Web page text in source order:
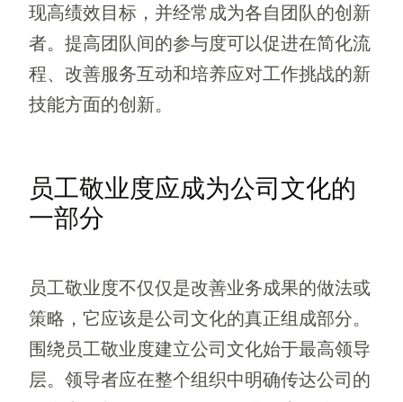
现高绩效目标，并经常成为各自团队的创新
者。提高团队间的参与度可以促进在简化流
程、改善服务互动和培养应对工作挑战的新
技能方面的创新。
员工敬业度应成为公司文化的
一部分
员工敬业度不仅仅是改善业务成果的做法或
策略，它应该是公司文化的真正组成部分。
围绕员工敬业度建立公司文化始于最高领导
层。领导者应在整个组织中明确传达公司的